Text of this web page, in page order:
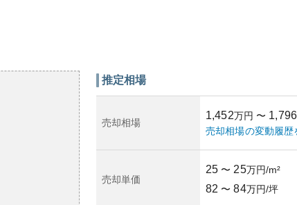
推定相場
売却相場
1,452万円 〜 1,796
売却相場の変動履歴
売却単価
25 〜 25万円/m²
82 〜 84万円/坪